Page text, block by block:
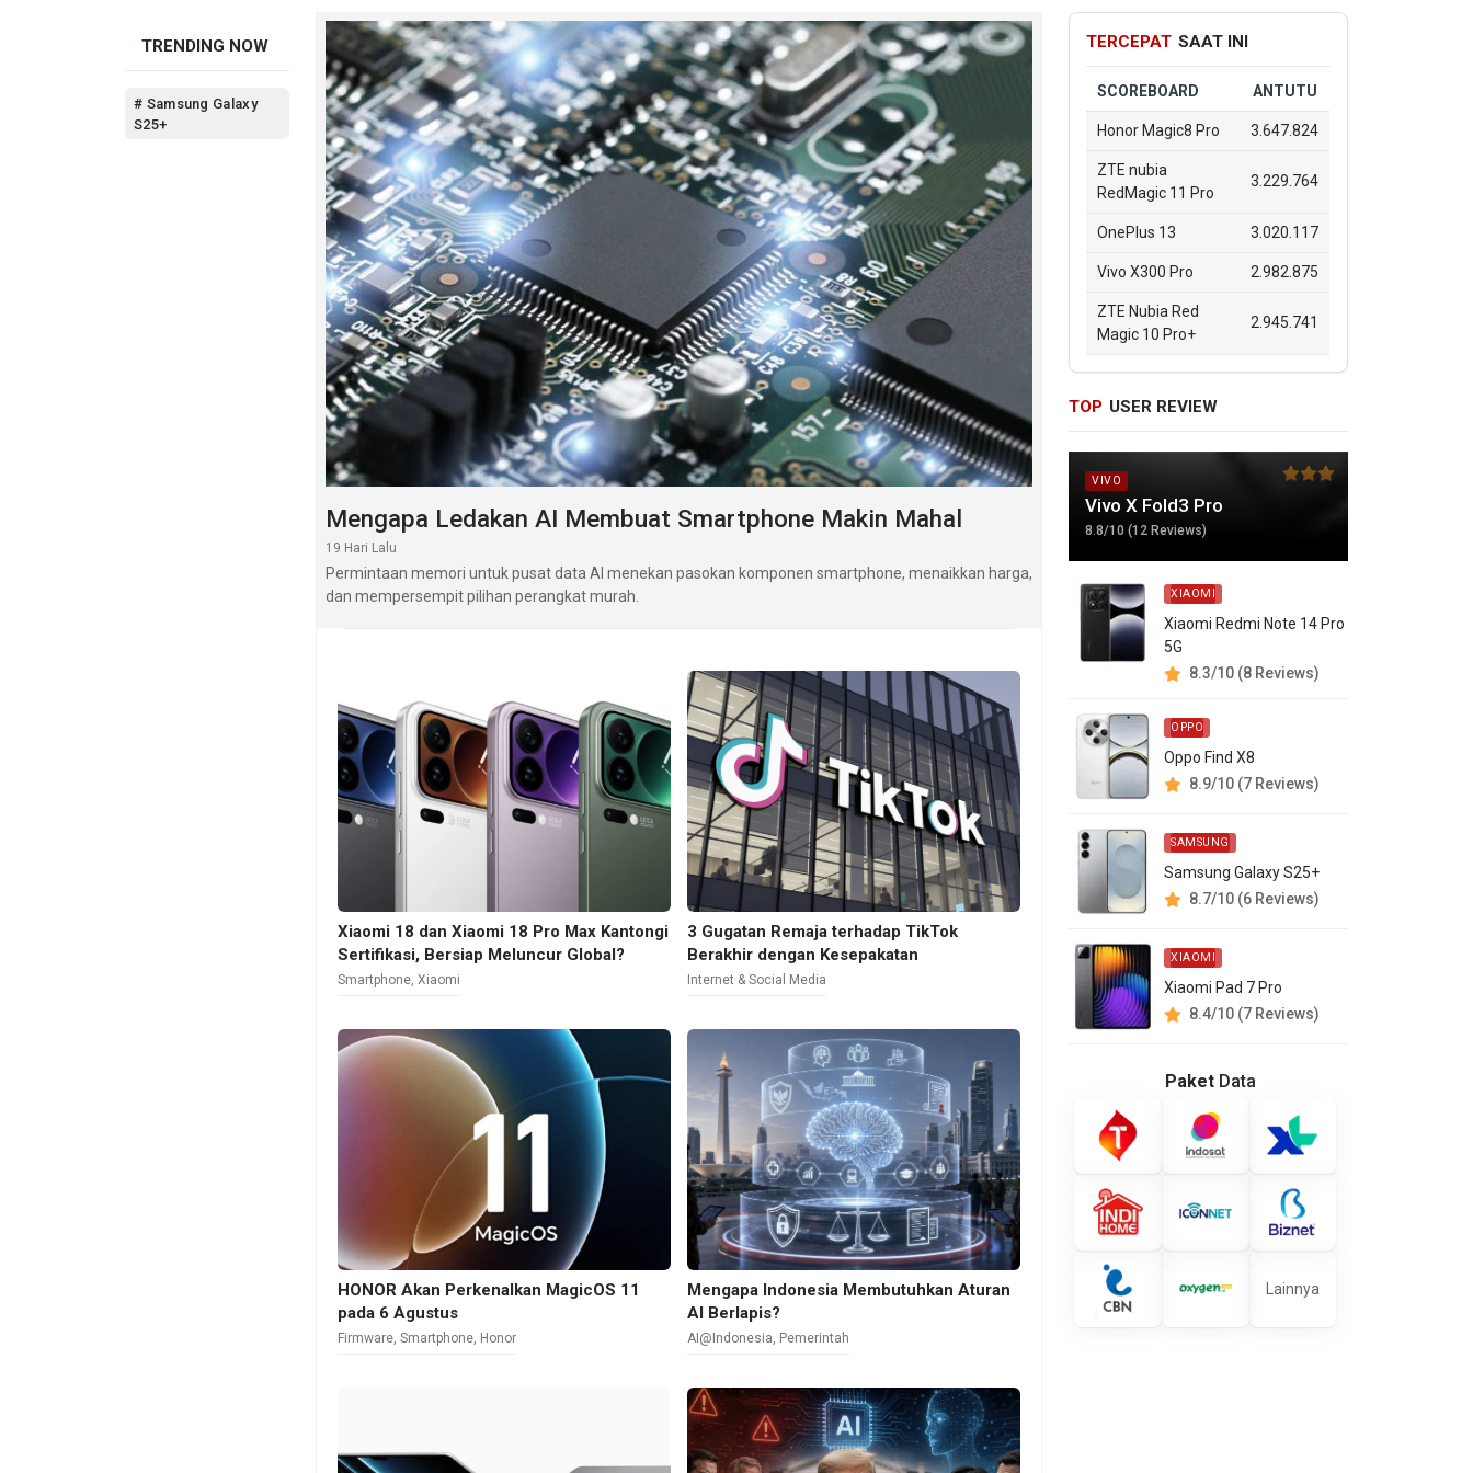
terbaru. lainnya melalui segmen hp Huawei terbaru.
TRENDING NOW
# Samsung Galaxy
S25+
Mengapa Ledakan AI Membuat Smartphone Makin Mahal
19 Hari Lalu
Permintaan memori untuk pusat data AI menekan pasokan komponen smartphone, menaikkan harga,
dan mempersempit pilihan perangkat murah.
Xiaomi 18 dan Xiaomi 18 Pro Max Kantongi
Sertifikasi, Bersiap Meluncur Global?
Smartphone,Xiaomi
3 Gugatan Remaja terhadap TikTok
Berakhir dengan Kesepakatan
Internet & Social Media
HONOR Akan Perkenalkan MagicOS 11
pada 6 Agustus
Firmware,Smartphone, Honor
Mengapa Indonesia Membutuhkan Aturan
AI Berlapis?
AI@Indonesia, Pemerintah
TERCEPAT SAAT INI
SCOREBOARD ANTUTU
Honor Magic8 Pro 3.647.824
ZTE nubia
RedMagic 11 Pro
3.229.764
OnePlus 13 3.020.117
Vivo X300 Pro 2.982.875
ZTE Nubia Red
Magic 10 Pro+
2.945.741
TOP USER REVIEW
VIVO
Vivo X Fold3 Pro
8.8/10 (12 Reviews)
XIAOMI
Xiaomi Redmi Note 14 Pro
5G
8.3/10 (8 Reviews)
OPPO
Oppo Find X8
8.9/10 (7 Reviews)
SAMSUNG
Samsung Galaxy S25+
8.7/10 (6 Reviews)
XIAOMI
Xiaomi Pad 7 Pro
8.4/10 (7 Reviews)
Paket Data
Lainnya